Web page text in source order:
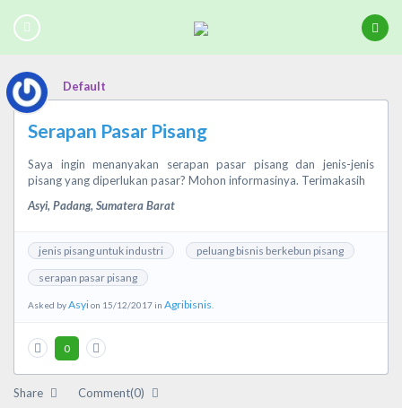
Default
Serapan Pasar Pisang
Saya ingin menanyakan serapan pasar pisang dan jenis-jenis
pisang yang diperlukan pasar? Mohon informasinya. Terimakasih
Asyi, Padang, Sumatera Barat
jenis pisang untuk industri
peluang bisnis berkebun pisang
serapan pasar pisang
Asked byAsyion 15/12/2017 in Agribisnis
0
Share Comment(0)